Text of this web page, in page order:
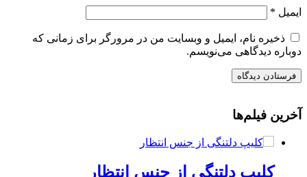
ایمیل *
ذخیره نام، ایمیل و وبسایت من در مرورگر برای زمانی که
دوباره دیدگاهی می‌نویسم.
آخرین فیلم‌ها
کلیپ دلتنگی از جنس انتظار